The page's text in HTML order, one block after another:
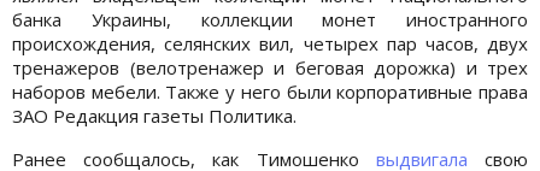
банка Украины, коллекции монет иностранного
происхождения, селянских вил, четырех пар часов, двух
тренажеров (велотренажер и беговая дорожка) и трех
наборов мебели. Также у него были корпоративные права
ЗАО Редакция газеты Политика.
Ранее сообщалось, как Тимошенко выдвигала свою